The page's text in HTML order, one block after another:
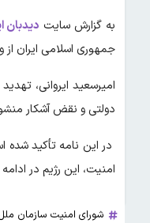
به گزارش سایت دیدبان
جمهوری اسلامی ایران از
امیرسعید ایروانی،
دولتی و نقض آشکار
در این نامه تأکید شده
امنیت، این رژیم در
شورای امنیت سازمان